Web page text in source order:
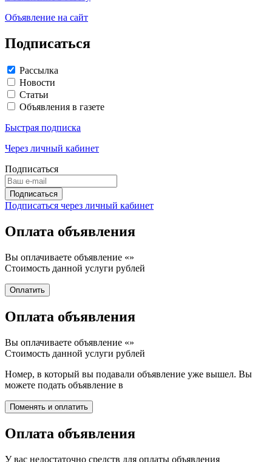
Объявление на сайт
Подписаться
Рассылка
Новости
Статьи
Объявления в газете
Быстрая подписка
Через личный кабинет
Подписаться
Подписаться через личный кабинет
Оплата объявления
Вы оплачиваете объявление «»
Стоимость данной услуги рублей
Оплата объявления
Вы оплачиваете объявление «»
Стоимость данной услуги рублей
Номер, в который вы подавали объявление уже вышел. Вы
можете подать объявление в
Оплата объявления
У вас недостаточно средств для оплаты объявления